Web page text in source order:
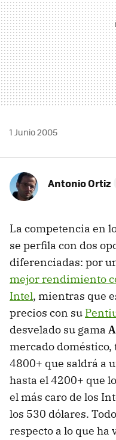
1 Junio 2005
Antonio Ortiz
La competencia en
se perfila con dos
diferenciadas: por
mejor rendimiento
Intel, mientras que
precios con su
desvelado su gama
mercado
4800+ que saldrá a
hasta el 4200+ que
el más caro de los
los 530 dólares.
respecto a lo que